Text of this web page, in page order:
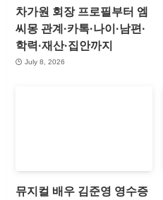
차가원 회장 프로필부터 엠
씨몽 관계·카톡·나이·남편·
학력·재산·집안까지
July 8, 2026
뮤지컬 배우 김준영 영수증